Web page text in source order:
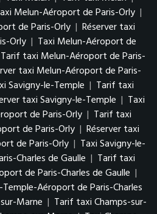
Melun-Aéroport de Paris-Orly |
de Paris-Orly | Réserver taxi
Orly | Taxi Melun-Aéroport de
Tarif taxi Melun-Aéroport de Paris-
taxi Melun-Aéroport de Paris-
Savigny-le-Temple | Tarif taxi
taxi Savigny-le-Temple | Taxi
de Paris-Orly | Tarif taxi
de Paris-Orly | Réserver taxi
de Paris-Orly | Taxi Savigny-le-
Charles de Gaulle | Tarif taxi
de Paris-Charles de Gaulle |
Aéroport de Paris-Charles
Marne | Tarif taxi Champs-sur-